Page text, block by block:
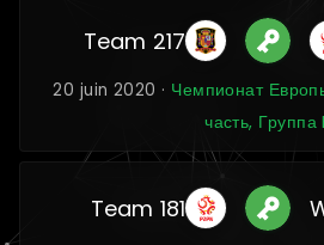
Team 217
20 juin 2020 · Чемпионат
часть, Группа
Team 181